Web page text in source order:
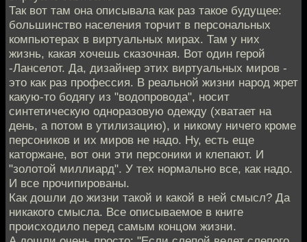
Так вот там она описывала как раз такое будущее:
большинство населения торчит в персональных
компьютерах в виртуальных мирах. Там у них
жизнь, какая хочешь сказочная. Вот один герой
-Ланселот. Да, дизайнер этих виртуальных миров -
это как раз профессия. В реальной жизни народ жрет
какую-то бодягу из "водопровода", носит
синтетическую одноразовую одежду (хватает на
день, а потом в утилизацию), и никому ничего кроме
персоников и их миров не надо. Ну, есть еще
каторжане, вот они эти персоники и клепают. И
"золотой миллиард". У тех нормально все, как надо.
И все прочипированы.
Как дошли до жизни такой и какой в ней смысл? Да
никакого смысла. Все описываемое в книге
происходило перед самым концом жизни.